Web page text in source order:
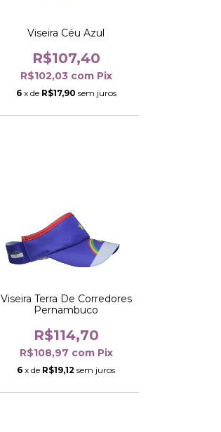
Viseira Céu Azul
R$107,40
R$102,03 com Pix
6 x de R$17,90 sem juros
Viseira Terra De Corredores
Pernambuco
R$114,70
R$108,97 com Pix
6 x de R$19,12 sem juros